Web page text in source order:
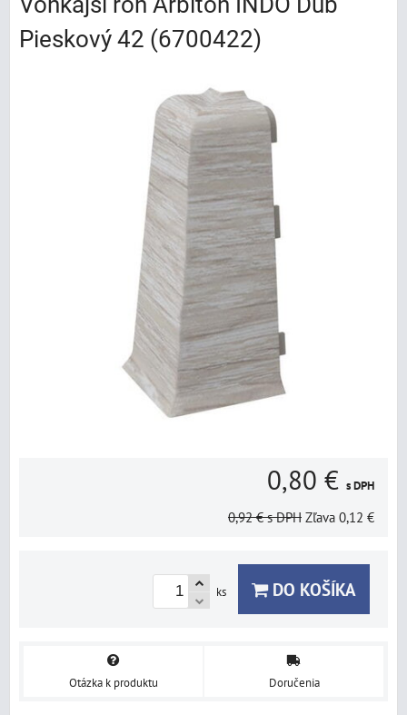
Pieskový 42 (6700422)
0,80 € s DPH
0,92 € s DPH Zľava 0,12 €
ks DO KOŠÍKA
Otázka k produktu Doručenia